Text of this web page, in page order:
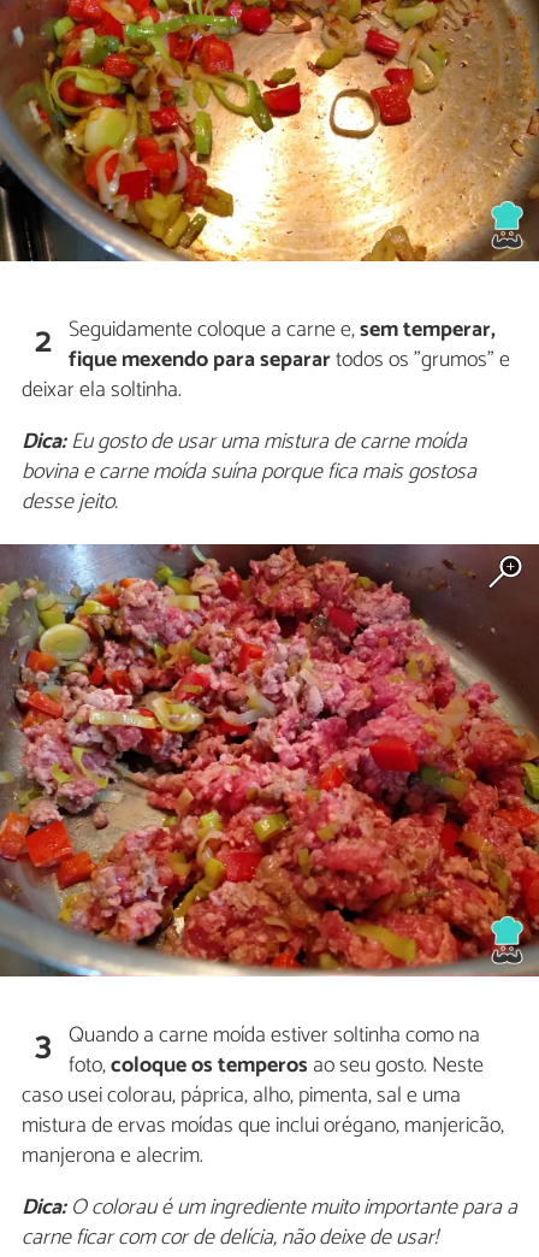
2 Seguidamente coloque a carne e,sem temperar,
fique mexendo para separartodos os "grumos" e
deixar ela soltinha.
Dica:Eu gosto de usar uma mistura de carne moída
bovina e carne moída suína porque fica mais gostosa
desse jeito.
3 Quando a carne moída estiver soltinha como na
foto,coloque os temperos ao seu gosto. Neste
caso usei colorau, páprica, alho, pimenta, sal e uma
mistura de ervas moídas que inclui orégano, manjericão,
manjerona e alecrim.
Dica:O colorau é um ingrediente muito importante para a
carne ficar com cor de delícia, não deixe de usar!